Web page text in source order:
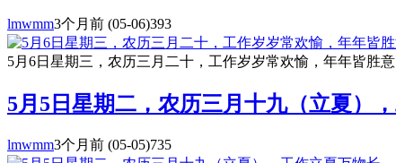
lmwmm3个月前 (05-06)393
5月6日星期三，农历三月二十，工作岁岁常欢愉，年年皆胜
5月5日星期二，农历三月十九（立夏）
lmwmm3个月前 (05-05)735